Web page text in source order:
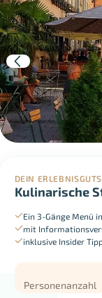
DEIN
Kulinarische
Ein 3-Gänge Menü
mit
inklusive Insider
Personenanzahl